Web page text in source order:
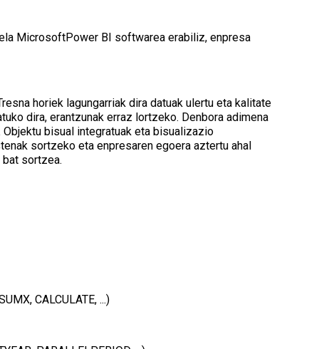
MicrosoftPower BI softwarea erabiliz, enpresa
horiek lagungarriak dira datuak ulertu eta kalitate
dira, erantzunak erraz lortzeko. Denbora adimena
bisual integratuak eta bisualizazio
sortzeko eta enpresaren egoera aztertu ahal
sortzea.
CALCULATE, ...)